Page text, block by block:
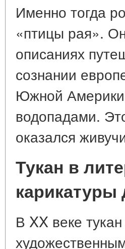
Именно тогда
«птицы рая».
описаниях
сознании
Южной Америки
водопадами.
оказался
Тукан в
В XX веке